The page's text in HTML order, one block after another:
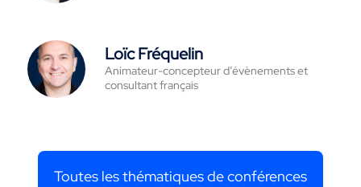
Loïc Fréquelin
Animateur-concepteur d’évènements et
consultant français
Toutes les thématiques de conférences